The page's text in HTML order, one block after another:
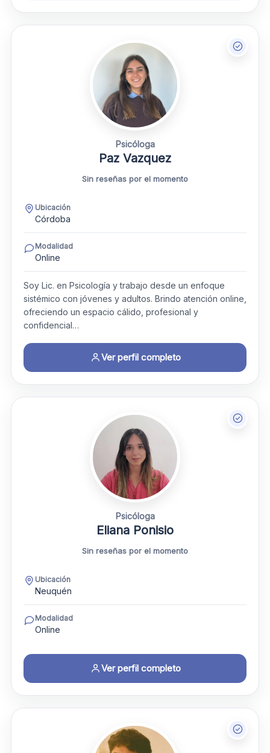
Psicóloga
Paz Vazquez
Sin reseñas por el momento
Ubicación
Córdoba
Modalidad
Online
Soy Lic. en Psicología y trabajo desde un enfoque
sistémico con jóvenes y adultos. Brindo atención online,
ofreciendo un espacio cálido, profesional y
confidencial…
Ver perfil completo
Psicóloga
Eliana Ponisio
Sin reseñas por el momento
Ubicación
Neuquén
Modalidad
Online
Ver perfil completo